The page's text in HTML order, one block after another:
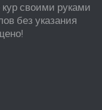
своими руками
без указания